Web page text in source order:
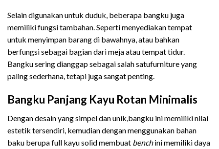
Selain digunakan untuk duduk, beberapa bangku juga
memiliki fungsi tambahan. Seperti menyediakan tempat
untuk menyimpan barang di bawahnya, atau bahkan
berfungsi sebagai bagian dari meja atau tempat tidur.
Bangku sering dianggap sebagai salah satufurniture yang
paling sederhana, tetapi juga sangat penting.
Bangku Panjang Kayu Rotan Minimalis
Dengan desain yang simpel dan unik,bangku ini memiliki nilai
estetik tersendiri, kemudian dengan menggunakan bahan
baku berupa full kayu solid membuat benchini memiliki daya